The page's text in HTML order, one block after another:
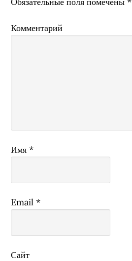
Комментарий
Имя*
Email*
Сайт